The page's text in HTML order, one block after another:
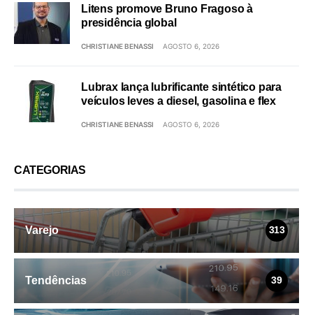
Litens promove Bruno Fragoso à
presidência global
CHRISTIANE BENASSI AGOSTO 6, 2026
Lubrax lança lubrificante sintético para
veículos leves a diesel, gasolina e flex
CHRISTIANE BENASSI AGOSTO 6, 2026
CATEGORIAS
Varejo 313
Tendências 39